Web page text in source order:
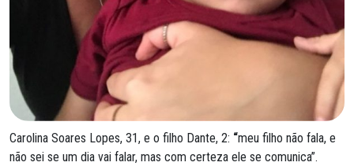
Carolina Soares Lopes, 31, e o filho Dante, 2: “meu filho não fala, e
não sei se um dia vai falar, mas com certeza ele se comunica”.